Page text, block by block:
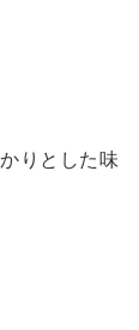
りとした味